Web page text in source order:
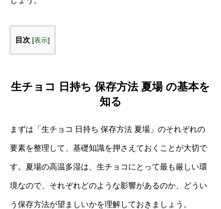
目次 [表示]
生チョコ 日持ち 保存方法 夏場 の基本を
知る
まずは「生チョコ 日持ち 保存方法 夏場」のそれぞれの
要素を整理して、基礎知識を押さえておくことが大切で
す。夏場の高温多湿は、生チョコにとって最も厳しい環
境なので、それぞれどのような影響があるのか、どうい
う保存方法が望ましいかを理解しておきましょう。